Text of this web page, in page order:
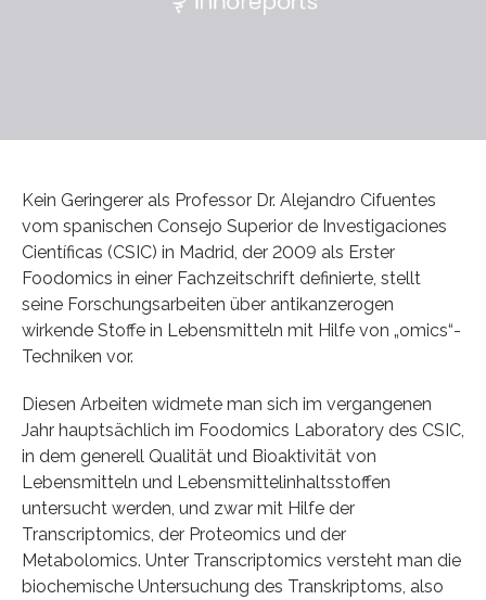
Kein Geringerer als Professor Dr. Alejandro Cifuentes
vom spanischen Consejo Superior de Investigaciones
Científicas (CSIC) in Madrid, der 2009 als Erster
Foodomics in einer Fachzeitschrift definierte, stellt
seine Forschungsarbeiten über antikanzerogen
wirkende Stoffe in Lebensmitteln mit Hilfe von „omics“-
Techniken vor.
Diesen Arbeiten widmete man sich im vergangenen
Jahr hauptsächlich im Foodomics Laboratory des CSIC,
in dem generell Qualität und Bioaktivität von
Lebensmitteln und Lebensmittelinhaltsstoffen
untersucht werden, und zwar mit Hilfe der
Transcriptomics, der Proteomics und der
Metabolomics. Unter Transcriptomics versteht man die
biochemische Untersuchung des Transkriptoms, also